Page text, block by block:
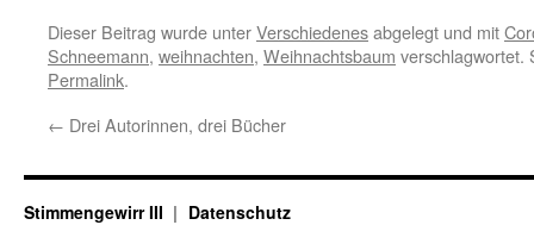
Dieser Beitrag wurde unterVerschiedenesabgelegt und mit
Schneemann, weihnachten, Weihnachtsbaum verschlagwortet.
Permalink.
← Drei Autorinnen, drei Bücher
Stimmengewirr III Datenschutz